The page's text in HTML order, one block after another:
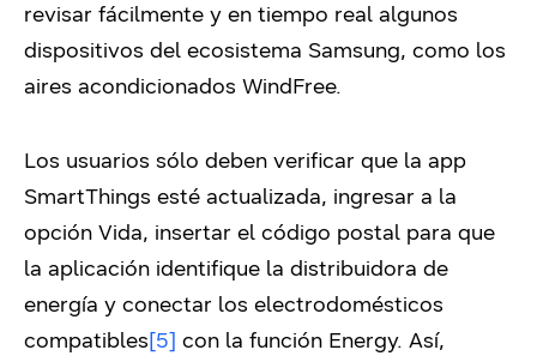
revisar fácilmente y en tiempo real algunos
dispositivos del ecosistema Samsung, como los
aires acondicionados WindFree.
Los usuarios sólo deben verificar que la app
SmartThings esté actualizada, ingresar a la
opción Vida, insertar el código postal para que
la aplicación identifique la distribuidora de
energía y conectar los electrodomésticos
compatibles[5] con la función Energy. Así,